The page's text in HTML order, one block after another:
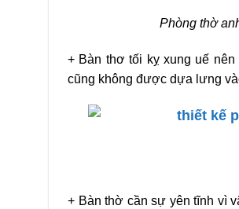
Phòng thờ
+ Bàn thơ tối kỵ xung uế
cũng không được dựa lưng
+ Bàn thờ cần sự yên tĩnh vì